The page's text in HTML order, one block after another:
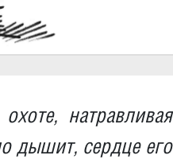
натравливая
дышит, сердце его